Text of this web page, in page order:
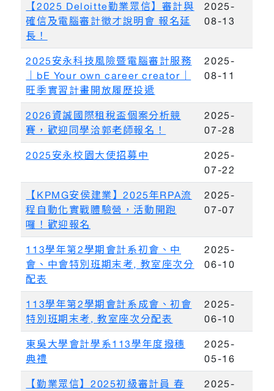
【2025 Deloitte勤業眾信】審計與
確信及電腦審計徵才說明會 報名延
長！
2025-
08-13
2025安永科技風險暨電腦審計服務
｜bE Your own career creator｜
旺季實習計畫開放履歷投遞
2025-
08-11
2026資誠國際租稅盃個案分析競
賽，歡迎同學洽郭老師報名！
2025-
07-28
2025安永校園大使招募中
2025-
07-22
【KPMG安侯建業】2025年RPA流
程自動化實戰體驗營，活動開跑
囉！歡迎報名
2025-
07-07
113學年第2學期會計系初會、中
會、中會特別班期末考, 教室座次分
配表
2025-
06-10
113學年第2學期會計系成會、初會
特別班期末考, 教室座次分配表
2025-
06-10
東吳大學會計學系113學年度撥穗
典禮
2025-
05-16
【勤業眾信】2025初級審計員 春
2025-